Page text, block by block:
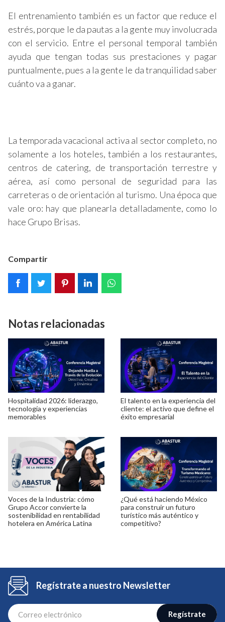
El entrenamiento también es un factor que reduce el
estrés, porque le da pautas a la gente muy involucrada
con el servicio. Entre el personal temporal también
ayuda que tengan todas sus prestaciones y pagar
puntualmente, pues a la gente le da tranquilidad saber
cuánto va a ganar.
La temporada vacacional activa al sector completo, no
solamente a los hoteles, también a los restaurantes,
centros de catering, de transportación terrestre y
aérea, así como personal de seguridad para las
carreteras o de orientación al turismo. Una época que
vale oro: hay que planearla detalladamente, como lo
hace Grupo Brisas.
Compartir
Notas relacionadas
Hospitalidad 2026: liderazgo,
tecnología y experiencias
memorables
El talento en la experiencia del
cliente: el activo que define el
éxito empresarial
Voces de la Industria: cómo
Grupo Accor convierte la
sostenibilidad en rentabilidad
hotelera en América Latina
¿Qué está haciendo México
para construir un futuro
turístico más auténtico y
competitivo?
Regístrate a nuestro Newsletter
Regístrate